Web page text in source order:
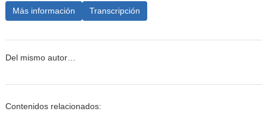
Más información Transcripción
Del mismo autor…
Contenidos relacionados: